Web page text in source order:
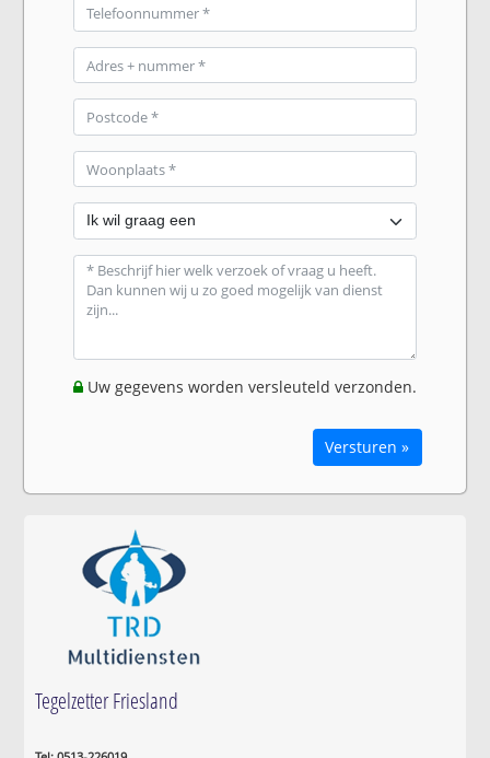
Uw gegevens worden versleuteld verzonden.
Versturen »
Tegelzetter Friesland